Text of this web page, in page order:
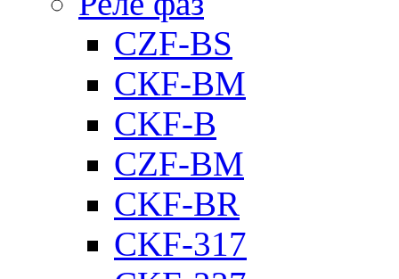
CZF-BS
CКF-BM
CKF-B
CZF-BM
CKF-BR
CKF-317